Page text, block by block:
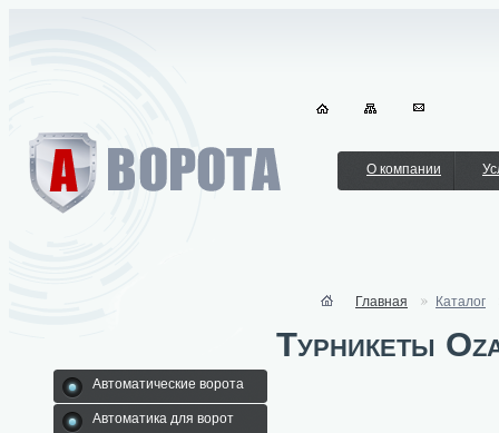
О компании
Автоматические ворота
Автоматика для ворот
Главная Каталог
Турникеты